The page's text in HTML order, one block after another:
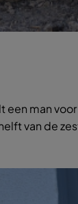
een man
van de